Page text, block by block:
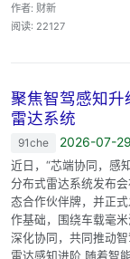
作者: 财新
阅读: 22127
聚焦智驾感知
雷达系统
91che 2026-07-29
近日，“芯端协同，
分布式雷达系统发布
态合作伙伴牌，并正
作基础，围绕车载毫
深化协同，共同推动
雷达感知进阶 随着智